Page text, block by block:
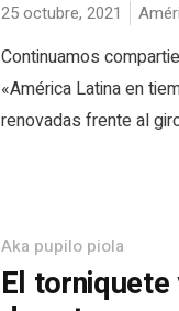
25 octubre, 2021
Continuamos
«América Latina en
renovadas frente al
Aka pupilo piola
El